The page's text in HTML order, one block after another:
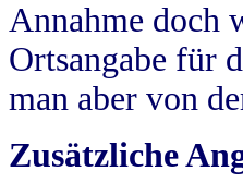
Annahme doch
Ortsangabe für
man aber von
Zusätzliche